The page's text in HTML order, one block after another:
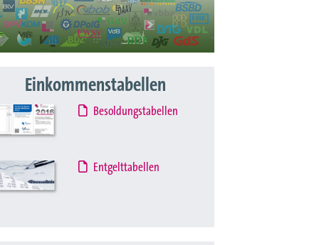
Einkommenstabellen
Besoldungstabellen
Entgelttabellen